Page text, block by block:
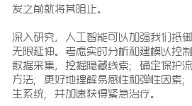
发之前就将其阻止。
深入研究，人工智能可以加强我们抵
无限延伸。考虑实时分析和建模以控
数据采集，挖掘隐藏线索；确定保护
方法；更好地理解易感性和弹性因素
生系统；并加速获得紧急治疗。